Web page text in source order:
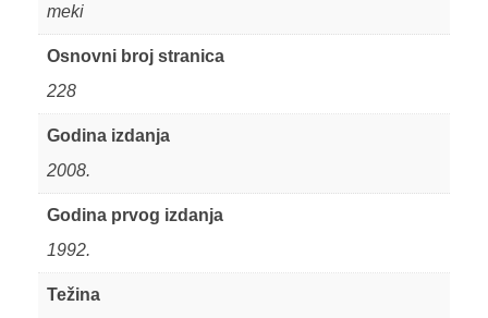
meki
Osnovni broj stranica
228
Godina izdanja
2008.
Godina prvog izdanja
1992.
Težina